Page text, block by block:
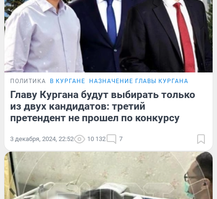
ПОЛИТИКА В КУРГАНЕ НАЗНАЧЕНИЕ ГЛАВЫ КУРГАНА
Главу Кургана будут выбирать только
из двух кандидатов: третий
претендент не прошел по конкурсу
3 декабря, 2024, 22:52 10 132 7